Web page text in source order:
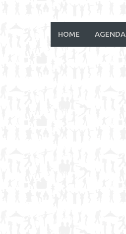
HOME AGENDA